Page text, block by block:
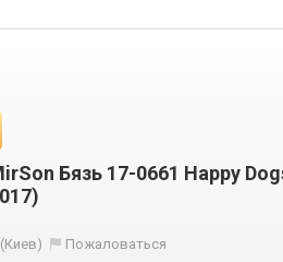
Бязь 17-0661 Happy
(Киев) Пожаловаться